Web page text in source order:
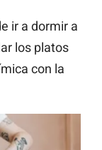
ir a dormir a
los platos
con la